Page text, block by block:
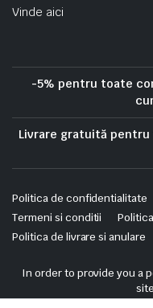
Vinde aici
-5% pentru toate
Livrare gratuită
Politica de confidentialitate
Termeni si conditii
Politica de livrare si anulare
Copyright 2025 © Skrekis. All
In order to provide you a